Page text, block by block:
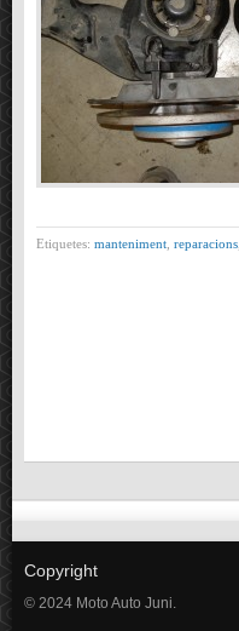
Etiquetes: manteniment reparacions
Copyright
© 2024 Moto Auto Juni.